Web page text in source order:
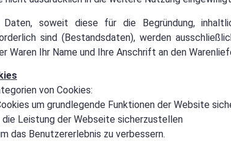
Daten, soweit diese für die Begründung,
sind (Bestandsdaten), werden
Waren Ihr Name und Ihre Anschrift an den
von Cookies:
um grundlegende Funktionen der Website
Leistung der Webseite sicherzustellen
das Benutzererlebnis zu verbessern.